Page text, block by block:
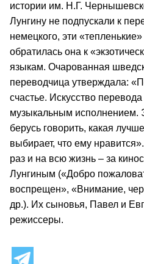
истории им. Н.Г.
Лунгину не подпускали к
немецкого, эти
обратилась она к
языкам. Очарованная
переводчица утверждала:
счастье. Искусство
музыкальным исполнением.
берусь говорить, какая
выбирает, что ему
раз и на всю жизнь – за
Лунгиным («Добро
воспрещен», «Внимание,
др.). Их сыновья, Павел и
режиссеры.